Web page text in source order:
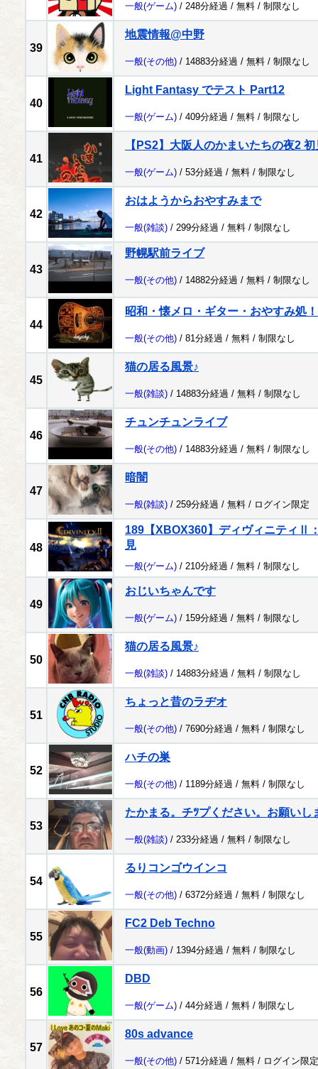
一般(ゲーム) / 248分経過 / 無料 / 制限なし
39
地震情報@中野
一般(その他) / 14883分経過 / 無料 / 制限なし
40
Light Fantasy でテスト Part12
一般(ゲーム) / 409分経過 / 無料 / 制限なし
41
【PS2】大阪人のかまいたちの夜2 初
一般(ゲーム) / 53分経過 / 無料 / 制限なし
42
おはようからおやすみまで
一般(雑談) / 299分経過 / 無料 / 制限なし
43
野幌駅前ライブ
一般(その他) / 14882分経過 / 無料 / 制限なし
44
昭和・懐メロ・ギター・おやすみ処！
一般(その他) / 81分経過 / 無料 / 制限なし
45
猫の居る風景♪
一般(雑談) / 14883分経過 / 無料 / 制限なし
46
チュンチュンライブ
一般(その他) / 14883分経過 / 無料 / 制限なし
47
暗闇
一般(雑談) / 259分経過 / 無料 / ログイン限定
48
189【XBOX360】ディヴィニティⅡ
見
一般(ゲーム) / 210分経過 / 無料 / 制限なし
49
おじいちゃんです
一般(ゲーム) / 159分経過 / 無料 / 制限なし
50
猫の居る風景♪
一般(雑談) / 14883分経過 / 無料 / 制限なし
51
ちょっと昔のラヂオ
一般(その他) / 7690分経過 / 無料 / 制限なし
52
ハチの巣
一般(その他) / 1189分経過 / 無料 / 制限なし
53
たかまる。チﾂプください。お願いし
一般(雑談) / 233分経過 / 無料 / 制限なし
54
るりコンゴウインコ
一般(その他) / 6372分経過 / 無料 / 制限なし
55
FC2 Deb Techno
一般(動画) / 1394分経過 / 無料 / 制限なし
56
DBD
一般(ゲーム) / 44分経過 / 無料 / 制限なし
57
80s advance
一般(その他) / 571分経過 / 無料 / ログイン限定